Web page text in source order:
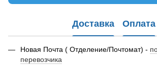
Доставка Оплата
Новая Почта ( Отделение/Почтомат) -
перевозчика